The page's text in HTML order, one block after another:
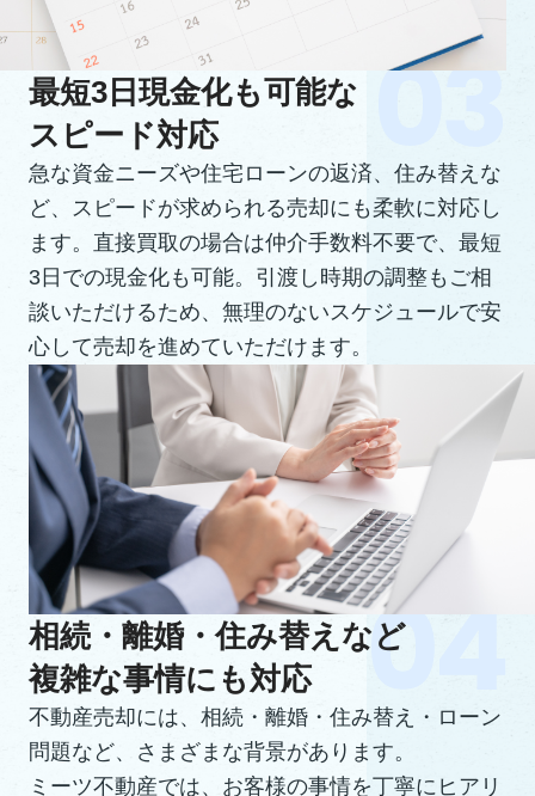
最短3日現金化も可能な
スピード対応
急な資金ニーズや住宅ローンの返済、住み替えな
ど、スピードが求められる売却にも柔軟に対応し
ます。直接買取の場合は仲介手数料不要で、最短
3日での現金化も可能。引渡し時期の調整もご相
談いただけるため、無理のないスケジュールで安
心して売却を進めていただけます。
相続・離婚・住み替えなど
複雑な事情にも対応
不動産売却には、相続・離婚・住み替え・ローン
問題など、さまざまな背景があります。
ミーツ不動産では、お客様の事情を丁寧にヒアリ